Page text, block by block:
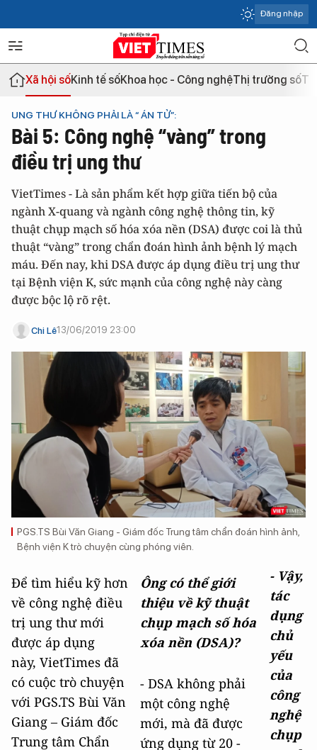
Đăng nhập
Xã hội sốKinh tế sốKhoa học - Công nghệThị trường số
UNG THƯ KHÔNG PHẢI LÀ “ ÁN TỬ”:
Bài 5: Công nghệ “vàng” trong
điều trị ung thư
VietTimes - Là sản phẩm kết hợp giữa tiến bộ của
ngành X-quang và ngành công nghệ thông tin, kỹ
thuật chụp mạch số hóa xóa nền (DSA) được coi là thủ
thuật “vàng” trong chẩn đoán hình ảnh bệnh lý mạch
máu. Đến nay, khi DSA được áp dụng điều trị ung thư
tại Bệnh viện K, sức mạnh của công nghệ này càng
được bộc lộ rõ rệt.
Chi Lê13/06/2019 23:00
PGS.TS Bùi Văn Giang - Giám đốc Trung tâm chẩn đoán hình ảnh,
Bệnh viện K trò chuyện cùng phóng viên.
Để tìm hiểu kỹ hơn
về công nghệ điều
trị ung thư mới
được áp dụng
này, VietTimes đã
có cuộc trò chuyện
với PGS.TS Bùi Văn
Giang – Giám đốc
Trung tâm Chẩn
Ông có thể giới
thiệu về kỹ thuật
chụp mạch số hóa
xóa nền (DSA)?
- DSA không phải
một công nghệ
mới, mà đã được
ứng dụng từ 20 -
- Vậy,
tác
dụng
chủ
yếu
của
công
nghệ
chụp